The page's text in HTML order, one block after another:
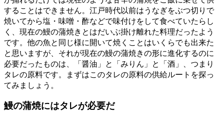
することはできません。江戸時代以前はうなぎをぶつ切りで
焼いてから塩・味噌・酢などで味付けをして食べていたらし
く、現在の鰻の蒲焼きとはだいぶ掛け離れた料理だったよう
です。他の魚と同じ様に開いて焼くことはいくらでも出来た
と思いますが、それが現在の鰻の蒲焼きの形に進化するのに
必要だったものは、「醤油」と「みりん」と「酒」、つまり
タレの原料です。まずはこのタレの原料の供給ルートを探っ
てみましょう。
鰻の蒲焼にはタレが必要だ